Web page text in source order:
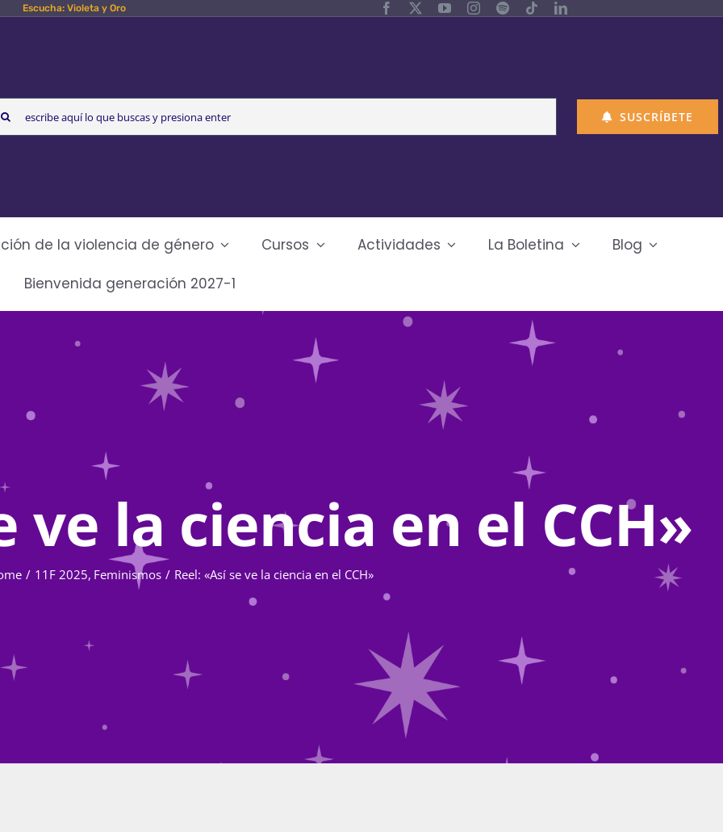
Escucha: Violeta y Oro
SUSCRÍBETE
de la violencia de género Cursos Actividades La Boletina
Blog
Bienvenida generación 2027-1
ve la ciencia en el CCH»
11F 2025 Feminismos Reel: «Así se ve la ciencia en el CCH»